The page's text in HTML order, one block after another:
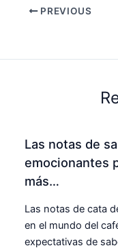
PREVIOUS
Las notas de
emocionantes
más…
Las notas de cata
en el mundo del
expectativas de